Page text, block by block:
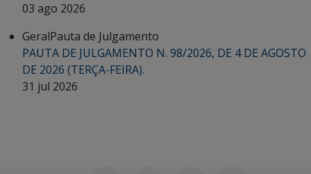
03 ago 2026
GeralPauta de Julgamento
PAUTA DE JULGAMENTO N. 98/2026, DE 4 DE AGOSTO
DE 2026 (TERÇA-FEIRA).
31 jul 2026